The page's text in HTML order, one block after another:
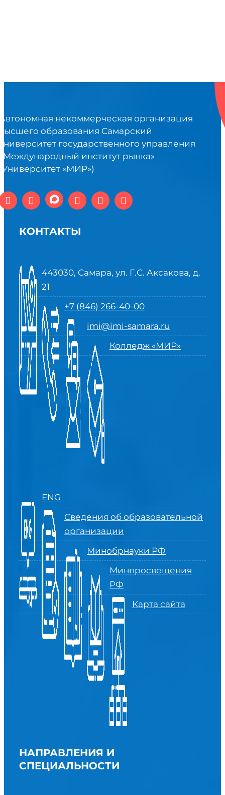
некоммерческая организация
образования Самарский
государственного управления
институт рынка»
«МИР»)
КОНТАКТЫ
443030, Самара, ул. Г.С. Аксакова, д.
21
+7 (846) 266-40-00
imi@imi-samara.ru
Колледж «МИР»
ENG
Сведения об образовательной
организации
Минобрнауки РФ
Минпросвещения
РФ
Карта сайта
НАПРАВЛЕНИЯ И
СПЕЦИАЛЬНОСТИ